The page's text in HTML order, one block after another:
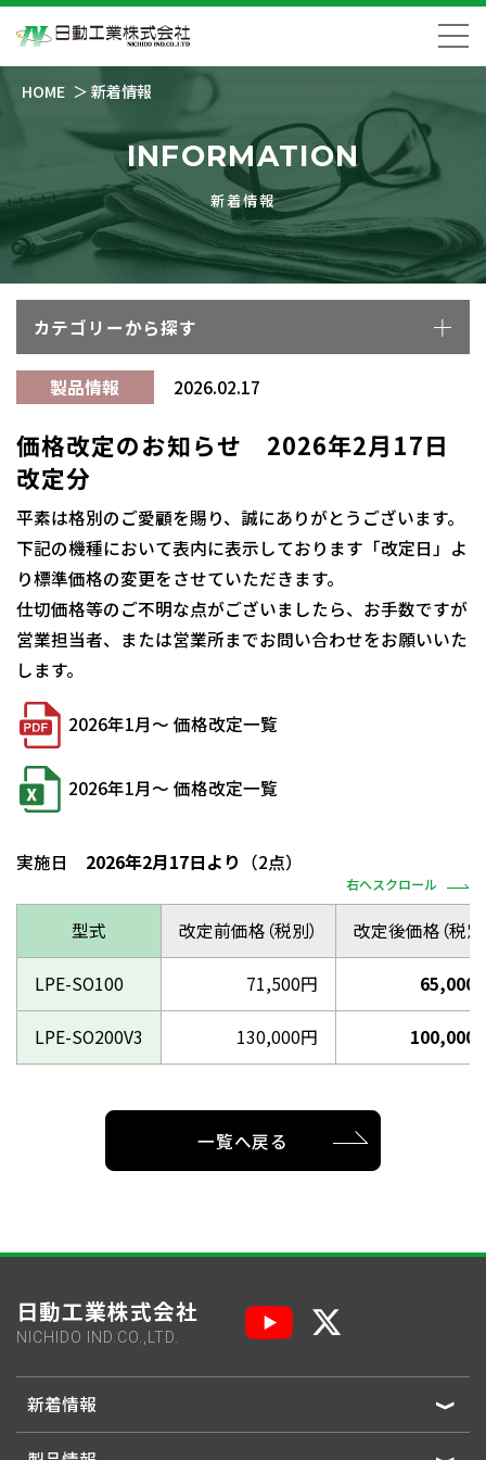
HOME 新着情報
INFORMATION
新着情報
カテゴリーから探す
製品情報 2026.02.17
価格改定のお知らせ 2026年2月17日
改定分
平素は格別のご愛顧を賜り、誠にありがとうございます。
下記の機種において表内に表示しております「改定日」よ
り標準価格の変更をさせていただきます。
仕切価格等のご不明な点がございましたら、お手数ですが
営業担当者、または営業所までお問い合わせをお願いいた
します。
2026年1月～ 価格改定一覧
2026年1月～ 価格改定一覧
実施日 2026年2月17日より （2点）
右へスクロール
型式 改定前価格（税別） 改定後価格（税別
LPE-SO100 71,500円 65,000
LPE-SO200V3 130,000円 100,000
一覧へ戻る
日動工業株式会社
NICHIDO IND.CO.,LTD.
新着情報